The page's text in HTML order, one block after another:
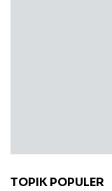
TOPIK POPULER